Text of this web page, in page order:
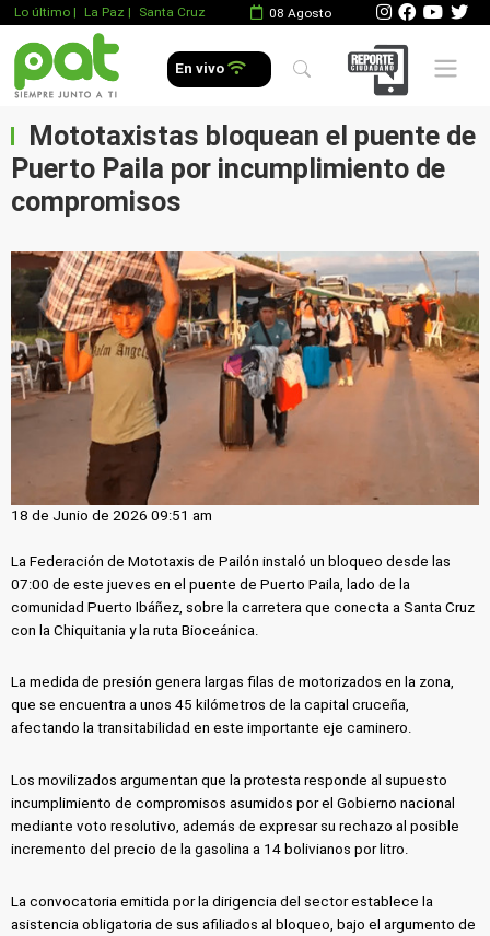
Lo último | La Paz | Santa Cruz 08 Agosto
En vivo Mobile
Mototaxistas bloquean el puente de
Puerto Paila por incumplimiento de
compromisos
18 de Junio de 2026 09:51 am
La Federación de Mototaxis de Pailón instaló un bloqueo desde las
07:00 de este jueves en el puente de Puerto Paila, lado de la
comunidad Puerto Ibáñez, sobre la carretera que conecta a Santa Cruz
con la Chiquitania y la ruta Bioceánica.
La medida de presión genera largas filas de motorizados en la zona,
que se encuentra a unos 45 kilómetros de la capital cruceña,
afectando la transitabilidad en este importante eje caminero.
Los movilizados argumentan que la protesta responde al supuesto
incumplimiento de compromisos asumidos por el Gobierno nacional
mediante voto resolutivo, además de expresar su rechazo al posible
incremento del precio de la gasolina a 14 bolivianos por litro.
La convocatoria emitida por la dirigencia del sector establece la
asistencia obligatoria de sus afiliados al bloqueo, bajo el argumento de